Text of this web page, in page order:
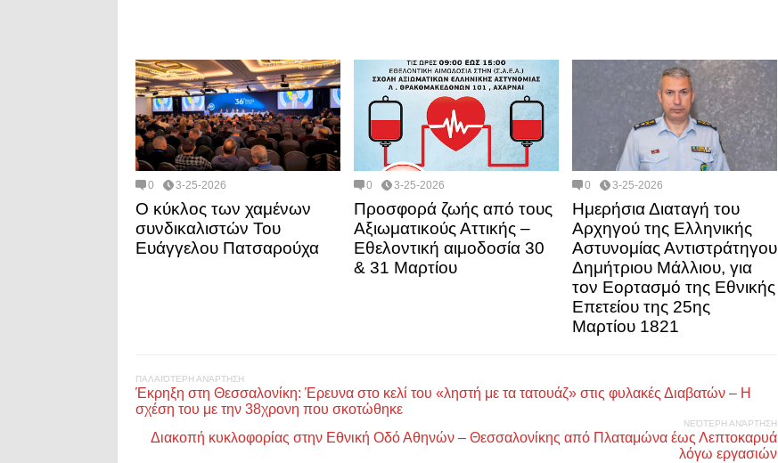
0 3-25-2026
Ο κύκλος των χαμένων
συνδικαλιστών Του
Ευάγγελου Πατσαρούχα
0 3-25-2026
Προσφορά ζωής από τους
Αξιωματικούς Αττικής –
Εθελοντική αιμοδοσία 30
& 31 Μαρτίου
0 3-25-2026
Ημερήσια Διαταγή του
Αρχηγού της Ελληνικής
Αστυνομίας Αντιστράτηγου
Δημήτριου Μάλλιου, για
τον Εορτασμό της Εθνικής
Επετείου της 25ης
Μαρτίου 1821
ΠΑΛΑΙΌΤΕΡΗ ΑΝΆΡΤΗΣΗ
Έκρηξη στη Θεσσαλονίκη: Έρευνα στο κελί του «ληστή με τα τατουάζ» στις φυλακές Διαβατών – Η
σχέση του με την 38χρονη που σκοτώθηκε
ΝΕΌΤΕΡΗ ΑΝΆΡΤΗΣΗ
Διακοπή κυκλοφορίας στην Εθνική Οδό Αθηνών – Θεσσαλονίκης από Πλαταμώνα έως Λεπτοκαρυά
λόγω εργασιών